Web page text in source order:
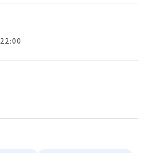
22:00